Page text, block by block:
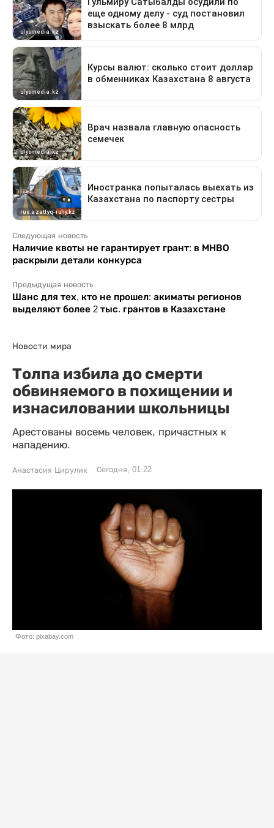
Следующая новость
Наличие квоты не гарантирует грант: в МНВО
раскрыли детали конкурса
Предыдущая новость
Шанс для тех, кто не прошел: акиматы регионов
выделяют более 2 тыс. грантов в Казахстане
Новости мира
Толпа избила до смерти
обвиняемого в похищении и
изнасиловании школьницы
Арестованы восемь человек, причастных к
нападению.
Анастасия Цирулик Сегодня, 01:22
Фото: pixabay.com